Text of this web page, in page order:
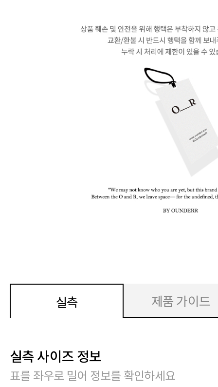
실측 제품 가이드
실측 사이즈 정보
표를 좌우로 밀어 정보를 확인하세요